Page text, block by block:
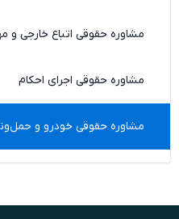
مشاوره حقوقی اتباع خارجی و
مشاوره حقوقی اجرای احکام
مشاوره حقوقی خودرو و